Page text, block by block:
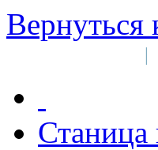
|
Станица